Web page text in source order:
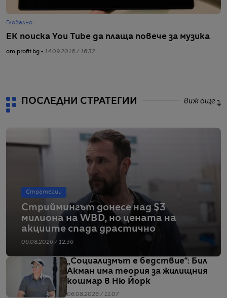
Глобално
ЕК поиска You Tube да плаща повече за музика
от profit.bg - 14.09.2016 / 16:32
ПОСЛЕДНИ СТРАТЕГИИ виж още
Стратегии
Стриймингът донесе над $3
милиона на WBD, но цената на
акциите спада драстично
06.08.2026 / 12:36
„Социализмът е бедствие“: Бил
Акман има теория за жилищния
кошмар в Ню Йорк
06.08.2026 / 11:07